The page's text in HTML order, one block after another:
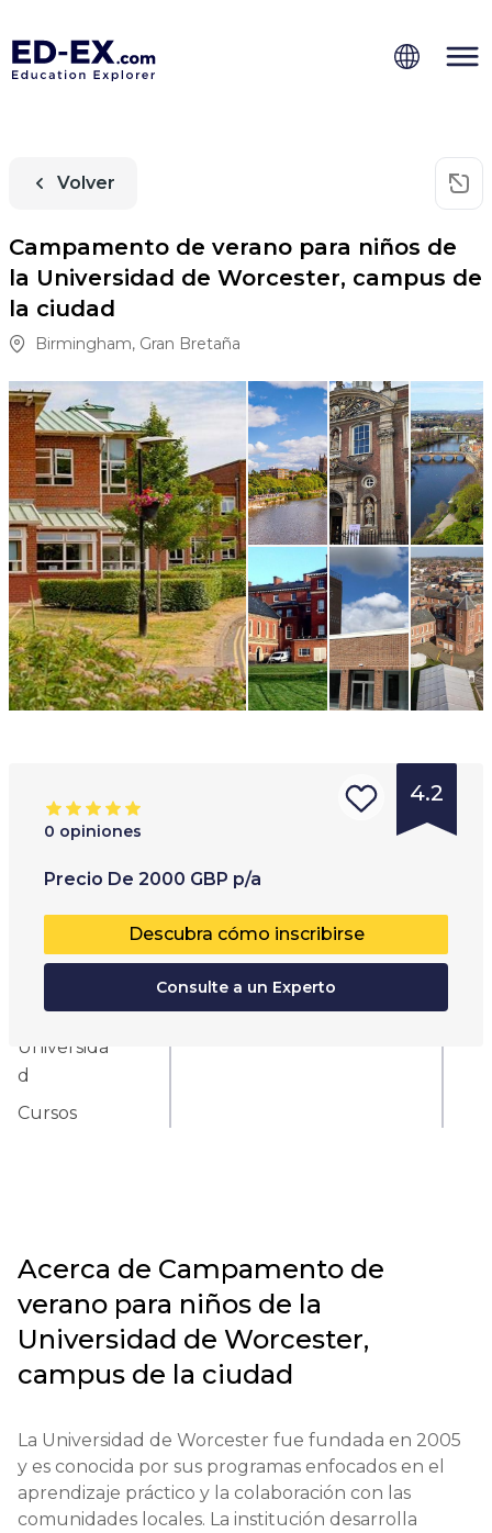
Volver
Campamento de verano para niños de
la Universidad de Worcester, campus de
la ciudad
Birmingham, Gran Bretaña
4.2
0 opiniones
Precio De 2000 GBP p/a
Descubra cómo inscribirse
Consulte a un Experto
Tipo de
idiomas
Escuela
Universida
d
Cursos
Rango de edades
8+
Acerca de Campamento de
verano para niños de la
Universidad de Worcester,
campus de la ciudad
La Universidad de Worcester fue fundada en 2005
y es conocida por sus programas enfocados en el
aprendizaje práctico y la colaboración con las
comunidades locales. La institución desarrolla